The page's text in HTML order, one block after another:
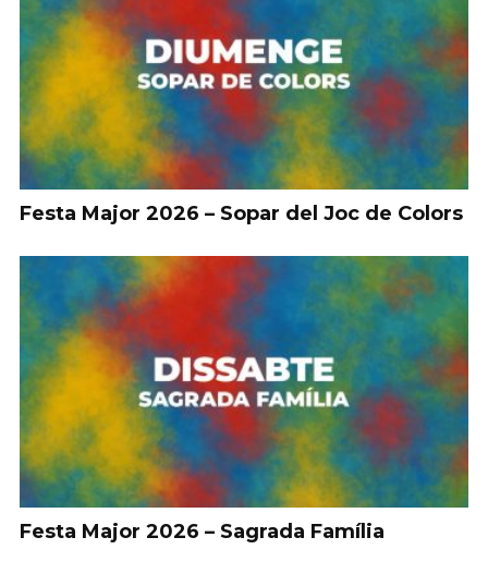
Festa Major 2026 – Sopar del Joc de Colors
Festa Major 2026 – Sagrada Família